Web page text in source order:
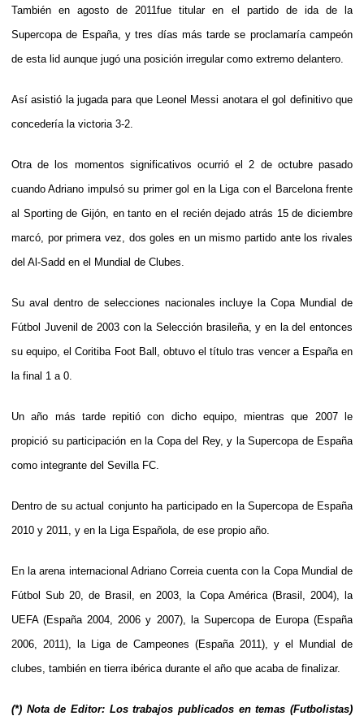
También en agosto de 2011fue titular en el partido de ida de la
Supercopa de España, y tres días más tarde se proclamaría campeón
de esta lid aunque jugó una posición irregular como extremo delantero.
Así asistió la jugada para que Leonel Messi anotara el gol definitivo que
concedería la victoria 3-2.
Otra de los momentos significativos ocurrió el 2 de octubre pasado
cuando Adriano impulsó su primer gol en la Liga con el Barcelona frente
al Sporting de Gijón, en tanto en el recién dejado atrás 15 de diciembre
marcó, por primera vez, dos goles en un mismo partido ante los rivales
del Al-Sadd en el Mundial de Clubes.
Su aval dentro de selecciones nacionales incluye la Copa Mundial de
Fútbol Juvenil de 2003 con la Selección brasileña, y en la del entonces
su equipo, el Coritiba Foot Ball, obtuvo el título tras vencer a España en
la final 1 a 0.
Un año más tarde repitió con dicho equipo, mientras que 2007 le
propició su participación en la Copa del Rey, y la Supercopa de España
como integrante del Sevilla FC.
Dentro de su actual conjunto ha participado en la Supercopa de España
2010 y 2011, y en la Liga Española, de ese propio año.
En la arena internacional Adriano Correia cuenta con la Copa Mundial de
Fútbol Sub 20, de Brasil, en 2003, la Copa América (Brasil, 2004), la
UEFA (España 2004, 2006 y 2007), la Supercopa de Europa (España
2006, 2011), la Liga de Campeones (España 2011), y el Mundial de
clubes, también en tierra ibérica durante el año que acaba de finalizar.
(*) Nota de Editor: Los trabajos publicados en temas (Futbolistas)